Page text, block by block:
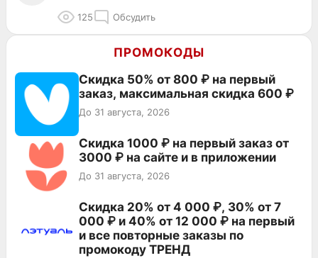
125 Обсудить
ПРОМОКОДЫ
Скидка 50% от 800 ₽ на первый
заказ, максимальная скидка 600 ₽
До 31 августа, 2026
Скидка 1000 ₽ на первый заказ от
3000 ₽ на сайте и в приложении
До 31 августа, 2026
Скидка 20% от 4 000 ₽, 30% от 7
000 ₽ и 40% от 12 000 ₽ на первый
и все повторные заказы по
промокоду ТРЕНД